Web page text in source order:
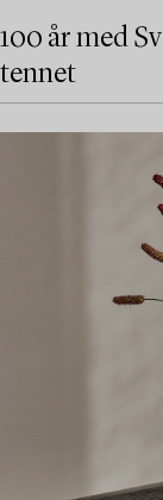
100 år med
tennet